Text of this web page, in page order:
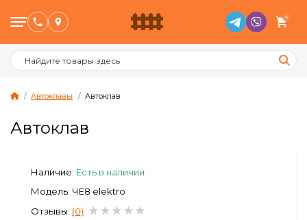
0
Животноводство
Пчеловодство
Автоклавы Автоклав
Автоклав
Наличие: Есть в наличии
Модель: ЧЕ8 elektro
Отзывы: (0)